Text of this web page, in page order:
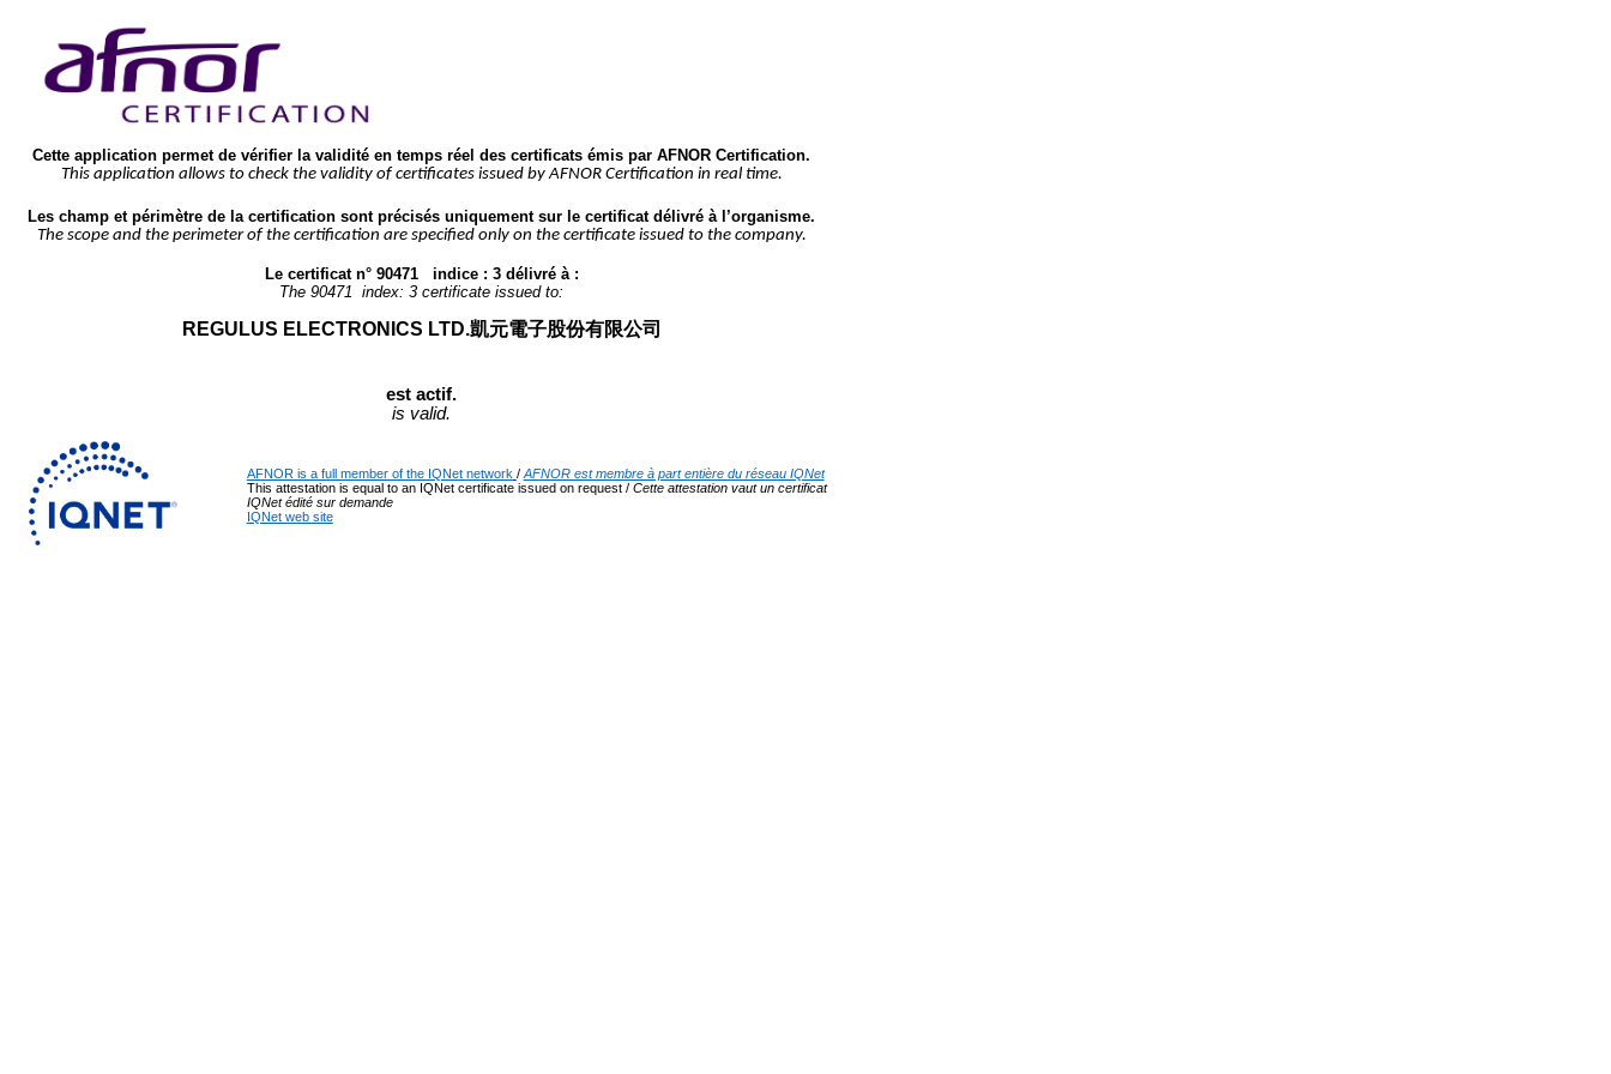
Cette application permet de vérifier la validité en temps réel des certificats émis par AFNOR Certification.
This application allows to check the validity of certificates issued by AFNOR Certification in real time.
Les champ et périmètre de la certification sont précisés uniquement sur le certificat délivré à l’organisme.
The scope and the perimeter of the certification are specified only on the certificate issued to the company.
Le certificat n° 90471
   indice :
3 délivré à :
The 90471
  index:
3 certificate issued to:
REGULUS ELECTRONICS LTD.凱元電子股份有限公司
est actif.
is valid.
AFNOR is a full member of the IQNet network / AFNOR est membre à part entière du réseau IQNet
This attestation is equal to an IQNet certificate issued on request / Cette attestation vaut un certificat
IQNet édité sur demande
IQNet web site